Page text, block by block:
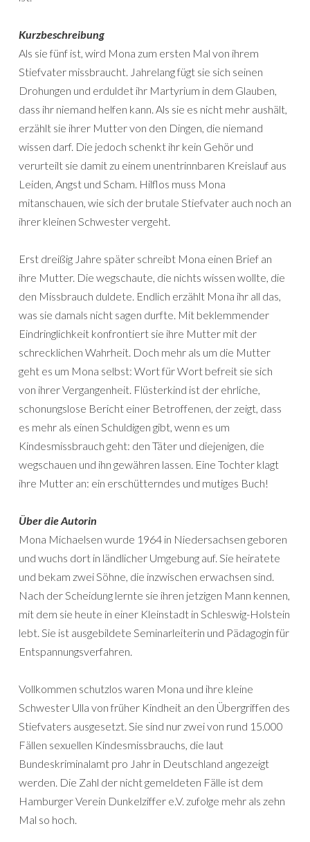
Kurzbeschreibung
Als sie fünf ist, wird Mona zum ersten Mal von ihrem
Stiefvater missbraucht. Jahrelang fügt sie sich seinen
Drohungen und erduldet ihr Martyrium in dem Glauben,
dass ihr niemand helfen kann. Als sie es nicht mehr aushält,
erzählt sie ihrer Mutter von den Dingen, die niemand
wissen darf. Die jedoch schenkt ihr kein Gehör und
verurteilt sie damit zu einem unentrinnbaren Kreislauf aus
Leiden, Angst und Scham. Hilflos muss Mona
mitanschauen, wie sich der brutale Stiefvater auch noch an
ihrer kleinen Schwester vergeht.
Erst dreißig Jahre später schreibt Mona einen Brief an
ihre Mutter. Die wegschaute, die nichts wissen wollte, die
den Missbrauch duldete. Endlich erzählt Mona ihr all das,
was sie damals nicht sagen durfte. Mit beklemmender
Eindringlichkeit konfrontiert sie ihre Mutter mit der
schrecklichen Wahrheit. Doch mehr als um die Mutter
geht es um Mona selbst: Wort für Wort befreit sie sich
von ihrer Vergangenheit. Flüsterkind ist der ehrliche,
schonungslose Bericht einer Betroffenen, der zeigt, dass
es mehr als einen Schuldigen gibt, wenn es um
Kindesmissbrauch geht: den Täter und diejenigen, die
wegschauen und ihn gewähren lassen. Eine Tochter klagt
ihre Mutter an: ein erschütterndes und mutiges Buch!
Über die Autorin
Mona Michaelsen wurde 1964 in Niedersachsen geboren
und wuchs dort in ländlicher Umgebung auf. Sie heiratete
und bekam zwei Söhne, die inzwischen erwachsen sind.
Nach der Scheidung lernte sie ihren jetzigen Mann kennen,
mit dem sie heute in einer Kleinstadt in Schleswig-Holstein
lebt. Sie ist ausgebildete Seminarleiterin und Pädagogin für
Entspannungsverfahren.
Vollkommen schutzlos waren Mona und ihre kleine
Schwester Ulla von früher Kindheit an den Übergriffen des
Stiefvaters ausgesetzt. Sie sind nur zwei von rund 15.000
Fällen sexuellen Kindesmissbrauchs, die laut
Bundeskriminalamt pro Jahr in Deutschland angezeigt
werden. Die Zahl der nicht gemeldeten Fälle ist dem
Hamburger Verein Dunkelziffer e.V. zufolge mehr als zehn
Mal so hoch.